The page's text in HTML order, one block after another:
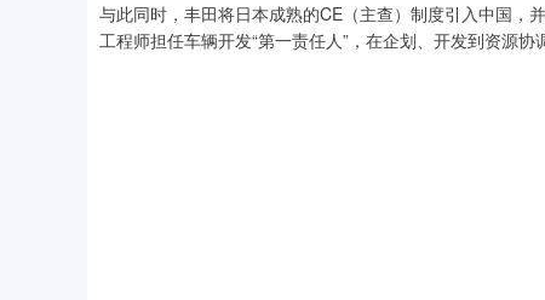
与此同时，丰田将日本成熟的CE（主查）制度引入中国，
工程师担任车辆开发“第一责任人”，在企划、开发到资源